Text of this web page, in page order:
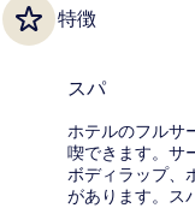
特徴
スパ
ホテルのフルサ
喫できます。サ
ボディラップ、
があります。ス